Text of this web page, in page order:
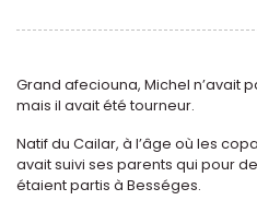
Grand afeciouna, Michel n’avait
mais il avait été tourneur.
Natif du Cailar, à l’âge où les
avait suivi ses parents qui pour
étaient partis à Bességes.